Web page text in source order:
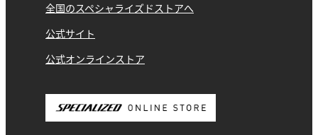
全国のスペシャライズドストアへ
公式サイト
公式オンラインストア